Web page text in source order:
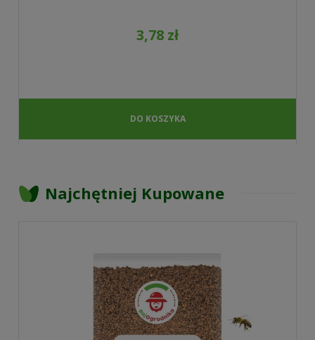
3,78 zł
DO KOSZYKA
Najchętniej Kupowane